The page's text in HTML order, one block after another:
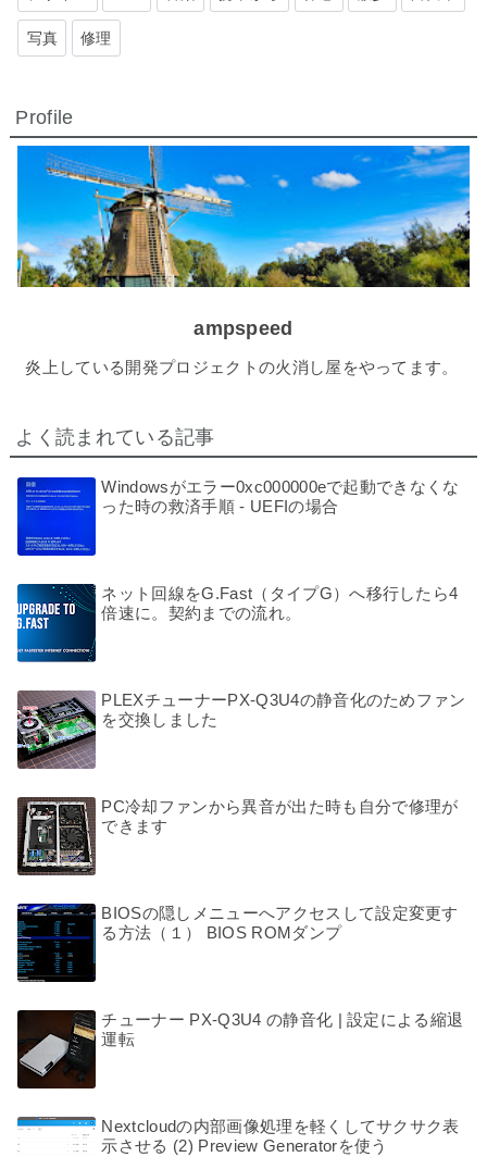
写真 修理
Profile
ampspeed
炎上している開発プロジェクトの火消し屋をやってます。
よく読まれている記事
Windowsがエラー0xc000000eで起動できなくな
った時の救済手順 - UEFIの場合
ネット回線をG.Fast（タイプG）へ移行したら4
倍速に。契約までの流れ。
PLEXチューナーPX-Q3U4の静音化のためファン
を交換しました
PC冷却ファンから異音が出た時も自分で修理が
できます
BIOSの隠しメニューへアクセスして設定変更す
る方法（１） BIOS ROMダンプ
チューナー PX-Q3U4 の静音化 | 設定による縮退
運転
Nextcloudの内部画像処理を軽くしてサクサク表
示させる (2) Preview Generatorを使う